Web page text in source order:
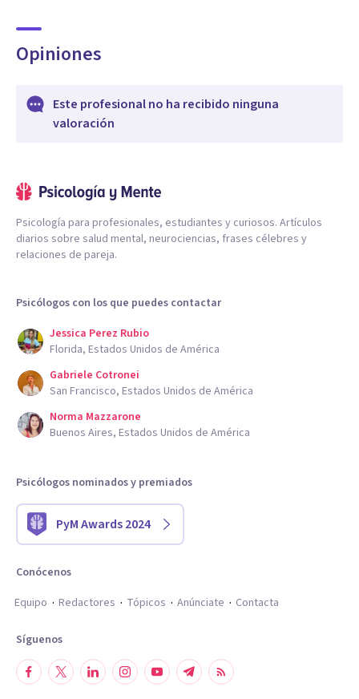
Opiniones
Este profesional no ha recibido ninguna
valoración
Psicología para profesionales, estudiantes y curiosos. Artículos
diarios sobre salud mental, neurociencias, frases célebres y
relaciones de pareja.
Psicólogos con los que puedes contactar
Jessica Perez Rubio
Florida, Estados Unidos de América
Gabriele Cotronei
San Francisco, Estados Unidos de América
Norma Mazzarone
Buenos Aires, Estados Unidos de América
Psicólogos nominados y premiados
PyM Awards 2024
Conócenos
Equipo
Redactores Tópicos Anúnciate Contacta
Síguenos